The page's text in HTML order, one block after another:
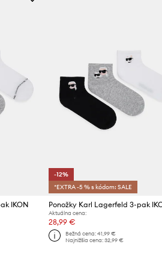
IKON
-12%
*EXTRA -5 % s kódom: SALE
Ponožky Karl Lagerfeld 3-pak
Aktuálna cena:
28,99 €
Bežná cena: 41,99 €
Najnižšia cena: 32,99 €